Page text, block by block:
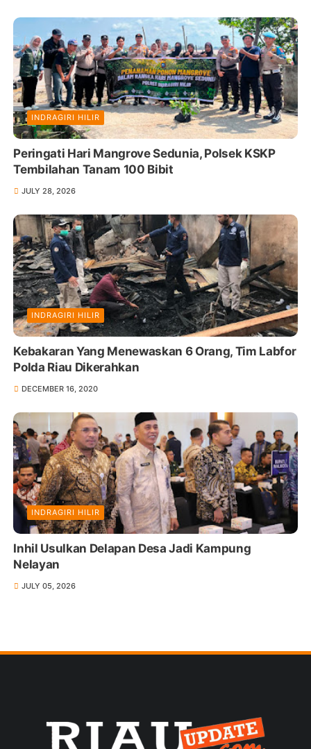
INDRAGIRI HILIR
Peringati Hari Mangrove Sedunia, Polsek KSKP
Tembilahan Tanam 100 Bibit
JULY 28, 2026
INDRAGIRI HILIR
Kebakaran Yang Menewaskan 6 Orang, Tim Labfor
Polda Riau Dikerahkan
DECEMBER 16, 2020
INDRAGIRI HILIR
Inhil Usulkan Delapan Desa Jadi Kampung
Nelayan
JULY 05, 2026